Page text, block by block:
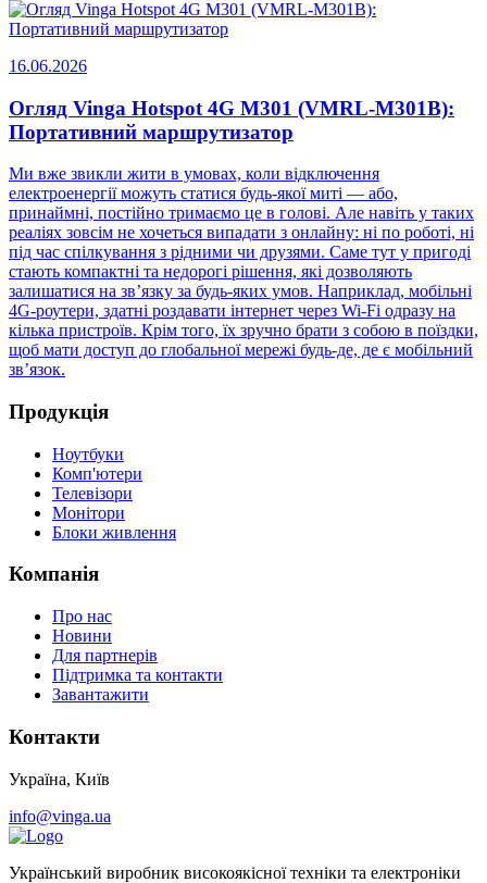
16.06.2026
Огляд Vinga Hotspot 4G M301 (VMRL-M301B):
Портативний маршрутизатор
Ми вже звикли жити в умовах, коли відключення
електроенергії можуть статися будь-якої миті — або,
принаймні, постійно тримаємо це в голові. Але навіть у таких
реаліях зовсім не хочеться випадати з онлайну: ні по роботі, ні
під час спілкування з рідними чи друзями. Саме тут у пригоді
стають компактні та недорогі рішення, які дозволяють
залишатися на зв’язку за будь-яких умов. Наприклад, мобільні
4G-роутери, здатні роздавати інтернет через Wi-Fi одразу на
кілька пристроїв. Крім того, їх зручно брати з собою в поїздки,
щоб мати доступ до глобальної мережі будь-де, де є мобільний
зв’язок.
Продукція
Ноутбуки
Комп'ютери
Телевізори
Монітори
Блоки живлення
Компанія
Про нас
Новини
Для партнерів
Підтримка та контакти
Завантажити
Контакти
Україна, Київ
info@vinga.ua
Український виробник високоякісної техніки та електроніки